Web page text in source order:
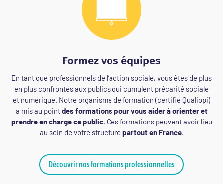
Formez vos équipes
En tant que professionnels de l’action sociale, vous êtes de plus
en plus confrontés aux publics qui cumulent précarité sociale
et numérique. Notre organisme de formation (certifié Qualiopi)
a mis au pointdes formations pour vous aiderà orienter et
prendre en charge ce public. Ces formations peuvent avoir lieu
au sein de votre structure partout en France.
Découvrir nos formations professionnelles